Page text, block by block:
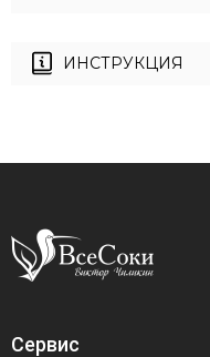
ИНСТРУКЦИЯ
Сервис